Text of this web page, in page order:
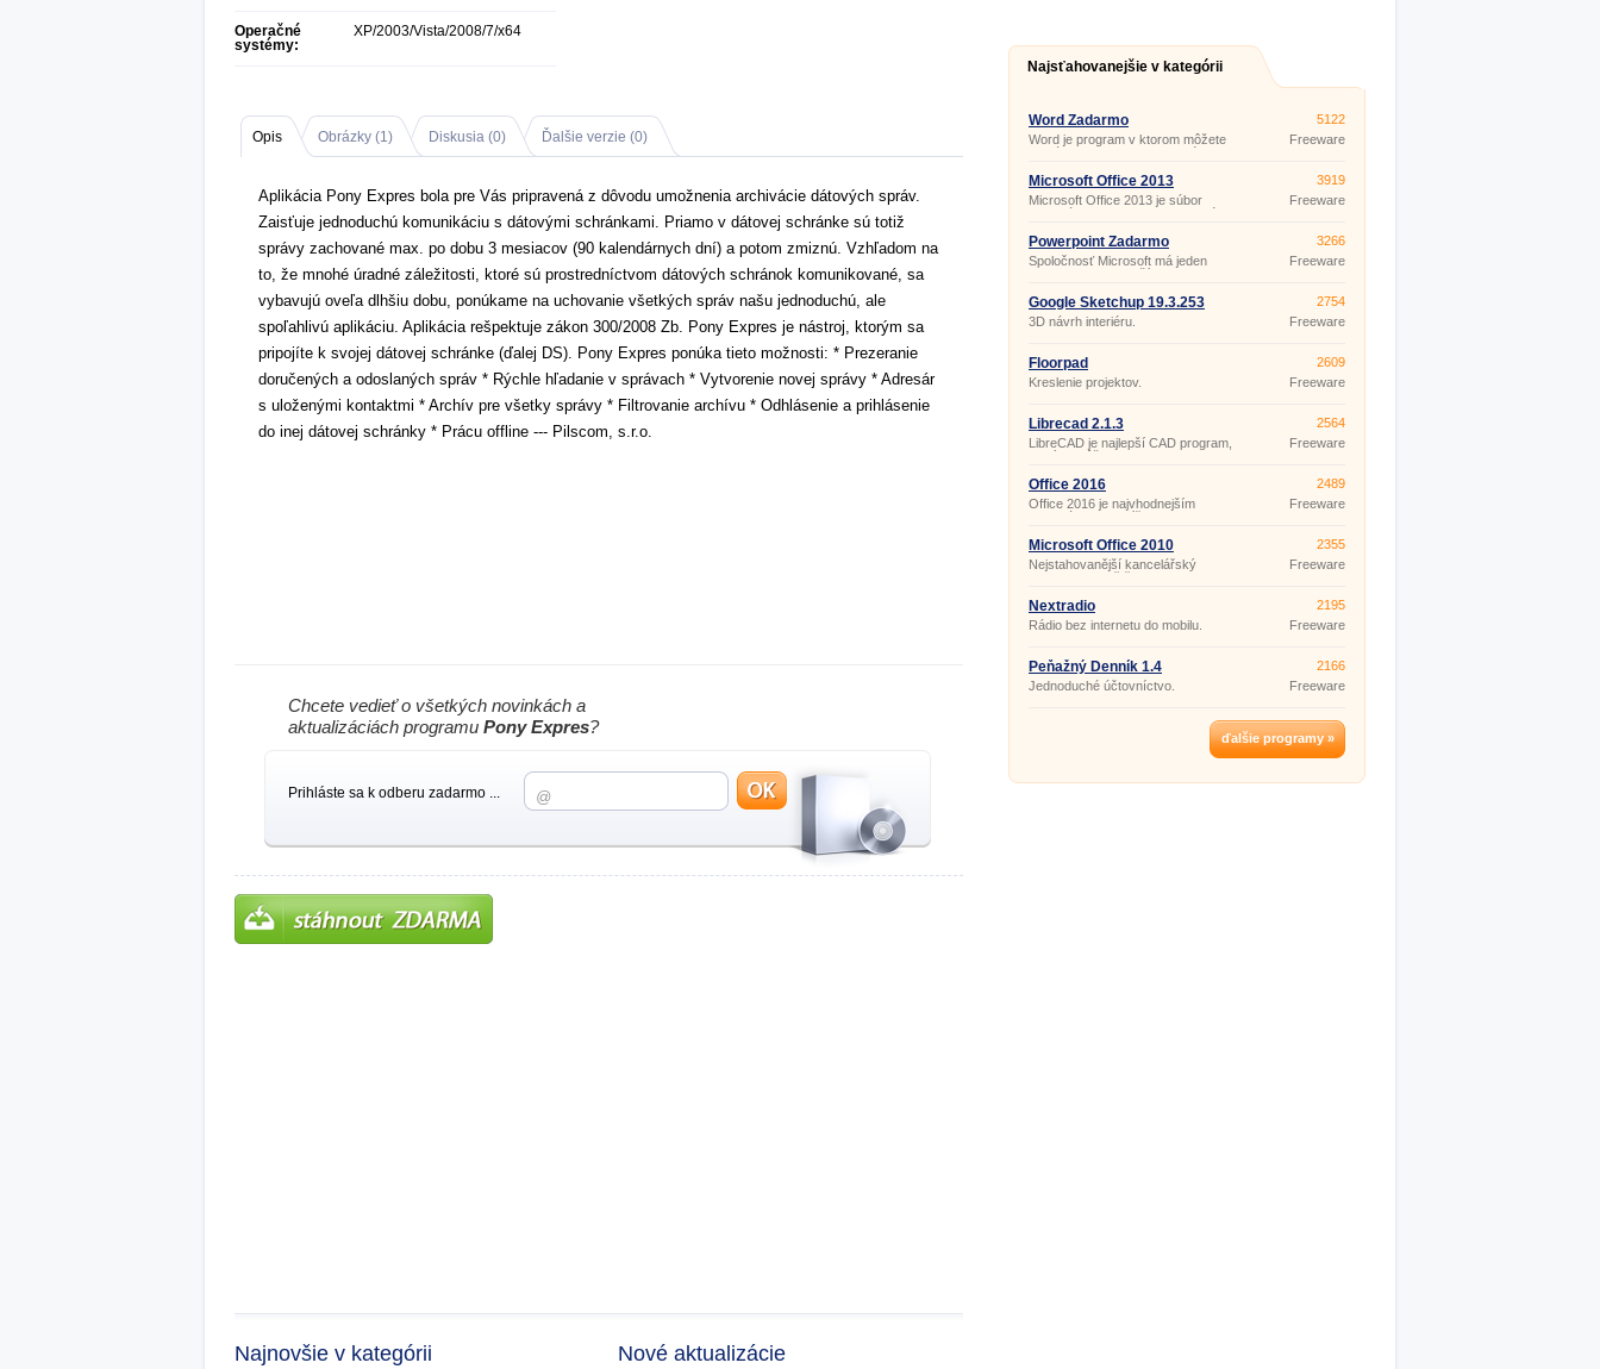
Operačné
systémy:
XP/2003/Vista/2008/7/x64
Opis Obrázky (1) Diskusia (0) Ďalšie verzie (0)
Aplikácia Pony Expres bola pre Vás pripravená z dôvodu umožnenia archivácie dátových správ.
Zaisťuje jednoduchú komunikáciu s dátovými schránkami. Priamo v dátovej schránke sú totiž
správy zachované max. po dobu 3 mesiacov (90 kalendárnych dní) a potom zmiznú. Vzhľadom na
to, že mnohé úradné záležitosti, ktoré sú prostredníctvom dátových schránok komunikované, sa
vybavujú oveľa dlhšiu dobu, ponúkame na uchovanie všetkých správ našu jednoduchú, ale
spoľahlivú aplikáciu. Aplikácia rešpektuje zákon 300/2008 Zb. Pony Expres je nástroj, ktorým sa
pripojíte k svojej dátovej schránke (ďalej DS). Pony Expres ponúka tieto možnosti: * Prezeranie
doručených a odoslaných správ * Rýchle hľadanie v správach * Vytvorenie novej správy * Adresár
s uloženými kontaktmi * Archív pre všetky správy * Filtrovanie archívu * Odhlásenie a prihlásenie
do inej dátovej schránky * Prácu offline --- Pilscom, s.r.o.
Chcete vedieť o všetkých novinkách a
aktualizáciách programu Pony Expres?
Prihláste sa k odberu zadarmo ...
Najnovšie v kategórii Nové aktualizácie
Najsťahovanejšie v kategórii
Word Zadarmo
Word je program v ktorom môžete
vytvárať a upravovať textové
súčasťou kancelárskych balíčkov,
ktoré obsahujú aj iné programy –
vytváranie tabuliek, prezentácií
5122
Freeware
Microsoft Office 2013
Microsoft Office 2013 je súbor
kancelárskych programov, ktoré
štúdiu. Možnosť dotykového režimu
a množstvo vylepšených funkcií vás
presvedčia o jeho kvalitách
3919
Freeware
Powerpoint Zadarmo
Spoločnosť Microsoft má jeden
z najprepracovanejších
Office. Nech už stiahnete po
ktorejkoľvek verzii jednoduchosť,
prehľadnosť a užitočné funkcie si
Powerpoint je program vhodný na
prípravu a prezeranie pr
3266
Freeware
Google Sketchup 19.3.253
3D návrh interiéru.
2754
Freeware
Floorpad
Kreslenie projektov.
2609
Freeware
Librecad 2.1.3
LibreCAD je najlepší CAD program,
ktorý si môžete stiahnuť zadarmo.
programoch platíte tu máte zdarma.
2564
Freeware
Office 2016
Office 2016 je najvhodnejším
kancelárskym balíčkom nie len pre
podnikateľov, ale aj obchodníkov
a profesionálov, ktorým záleží na
presnosti, rýchlosti a efektívnosti
2489
Freeware
Microsoft Office 2010
Nejstahovanější kancelářský
program na světě.
2355
Freeware
Nextradio
Rádio bez internetu do mobilu.
2195
Freeware
Peňažný Denník 1.4
Jednoduché účtovníctvo.
2166
Freeware
ďalšie programy »